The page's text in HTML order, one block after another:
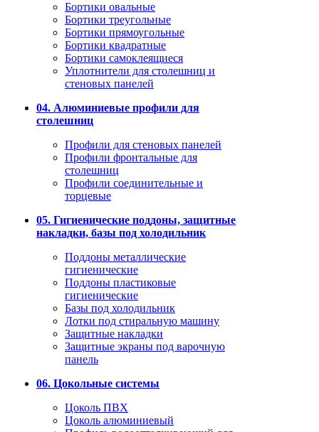
Бортики овальные
Бортики треугольные
Бортики прямоугольные
Бортики квадратные
Бортики самоклеящиеся
Уплотнители для столешниц и
стеновых панелей
04. Алюминиевые профили для
столешниц
Профили для стеновых панелей
Профили фронтальные для
столешниц
Профили соединительные и
торцевые
05. Гигиенические поддоны, защитные
накладки, базы под холодильник
Поддоны металлические
гигиенические
Поддоны пластиковые
гигиенические
Базы под холодильник
Лотки под стиральную машину
Защитные накладки
Защитные экраны под варочную
панель
06. Цокольные системы
Цоколь ПВХ
Цоколь алюминиевый